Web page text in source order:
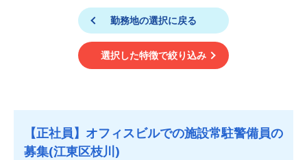
勤務地の選択に戻る
選択した特徴で絞り込み
【正社員】オフィスビルでの施設常駐警備員の
募集(江東区枝川)